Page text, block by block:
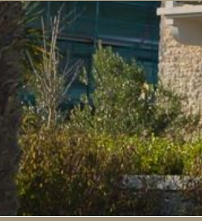
Passer
au
contenu